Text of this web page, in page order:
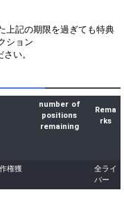
上記の期限を過ぎても特典
ション
い。
number of
positions
remaining
Rema
rks
権獲
全ライ
バー